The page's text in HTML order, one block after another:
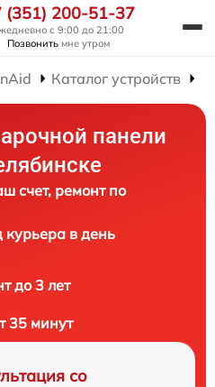
(351) 200-51-37
с 9:00 до 21:00
Позвонить мне утром
Каталог устройств
панели
счет, ремонт по
курьера в день
до 3 лет
35 минут
со